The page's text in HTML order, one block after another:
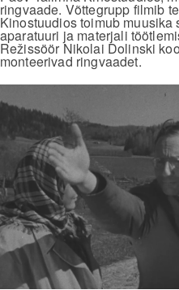
ringvaade. Võttegrupp filmib
Kinostuudios toimub
aparatuuri ja materjali
Režissöör Nikolai Dolinski
monteerivad ringvaadet.